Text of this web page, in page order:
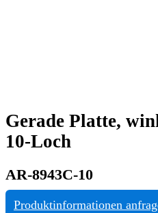
Gerade Platte,
10-Loch
AR-8943C-10
Produktinformationen